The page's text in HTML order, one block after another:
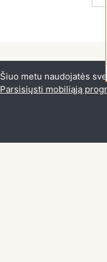
Šiuo metu naudojatės
Parsisiųsti mobiliąją